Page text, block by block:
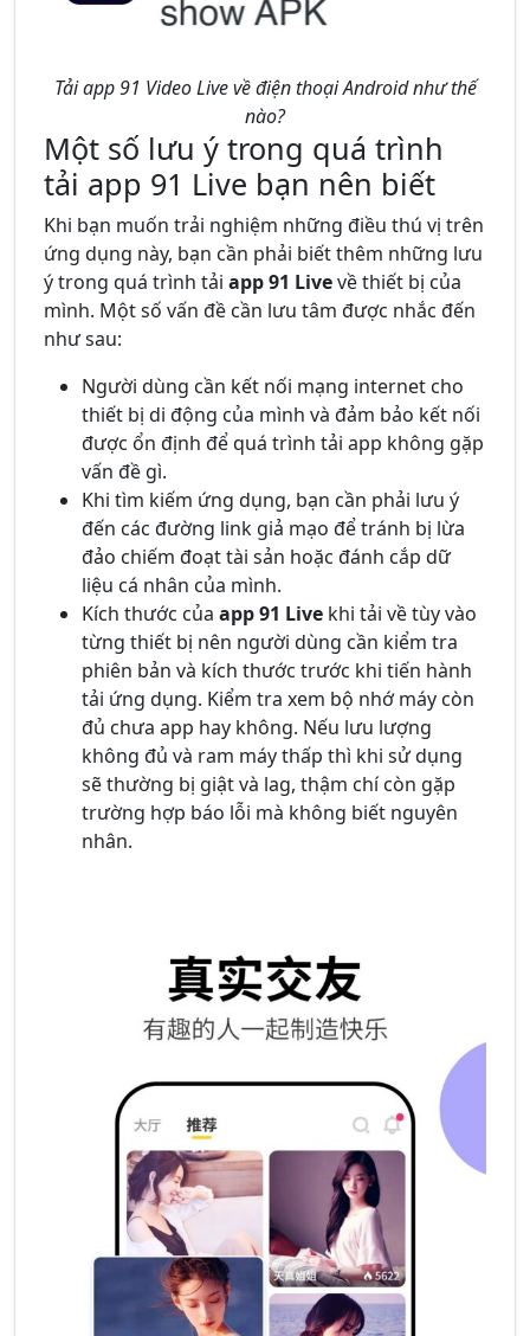
Tải app 91 Video Live về điện thoại Android như thế
nào?
Một số lưu ý trong quá trình
tải app 91 Live bạn nên biết
Khi bạn muốn trải nghiệm những điều thú vị trên
ứng dụng này, bạn cần phải biết thêm những lưu
ý trong quá trình tải app 91 Livevề thiết bị của
mình. Một số vấn đề cần lưu tâm được nhắc đến
như sau:
Người dùng cần kết nối mạng internet cho
thiết bị di động của mình và đảm bảo kết nối
được ổn định để quá trình tải app không gặp
vấn đề gì.
Khi tìm kiếm ứng dụng, bạn cần phải lưu ý
đến các đường link giả mạo để tránh bị lừa
đảo chiếm đoạt tài sản hoặc đánh cắp dữ
liệu cá nhân của mình.
Kích thước của app 91 Live khi tải về tùy vào
từng thiết bị nên người dùng cần kiểm tra
phiên bản và kích thước trước khi tiến hành
tải ứng dụng. Kiểm tra xem bộ nhớ máy còn
đủ chưa app hay không. Nếu lưu lượng
không đủ và ram máy thấp thì khi sử dụng
sẽ thường bị giật và lag, thậm chí còn gặp
trường hợp báo lỗi mà không biết nguyên
nhân.